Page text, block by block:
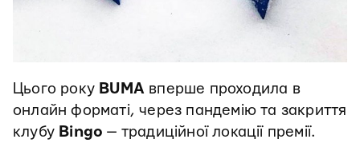
Цього року BUMA вперше проходила в
онлайн форматі, через пандемію та закриття
клубу Bingo — традиційної локації премії.